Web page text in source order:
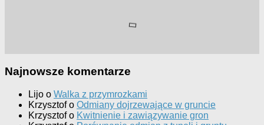
Najnowsze komentarze
Lijo o Walka z przymrozkami
Krzysztofo Odmiany dojrzewające w gruncie
Krzysztofo Kwitnienie i zawiązywanie gron